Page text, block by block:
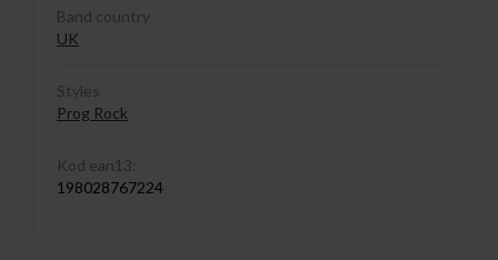
Band country
UK
Styles
Prog Rock
Kod ean13:
198028767224